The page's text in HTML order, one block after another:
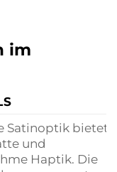
im
Satinoptik bietet
und
Haptik. Die